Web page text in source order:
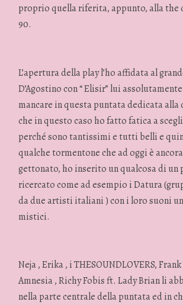
proprio quella riferita, appunto, alla the
90.
L’apertura della play l’ho affidata al
D’Agostino con “ Elisir” lui
mancare in questa puntata dedicata alla
che in questo caso ho fatto fatica a
perché sono tantissimi e tutti belli e
qualche tormentone che ad oggi è
gettonato, ho inserito un qualcosa di un
ricercato come ad esempio i Datura
da due artisti italiani ) con i loro suoni un
mistici.
Neja , Erika , i THESOUNDLOVERS,
Amnesia , Richy Fobis ft. Lady Brian li
nella parte centrale della puntata ed in